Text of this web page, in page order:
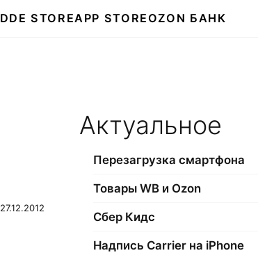
DDE STOREAPP STORE OZON БАНК
27.12.2012
Актуальное
Перезагрузка смартфона
Товары WB и Ozon
Сбер Кидс
Надпись Carrier на iPhone